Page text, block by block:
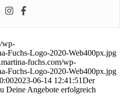
wp-
Fuchs-Logo-2020-Web400px.jpg
fuchs.com/wp-
Fuchs-Logo-2020-Web400px.jpg
2023-06-14 12:41:51Der
Deine Angebote erfolgreich